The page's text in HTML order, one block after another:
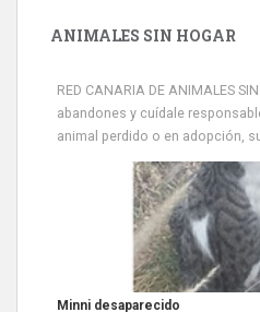
ANIMALES SIN HOGAR
RED CANARIA DE ANIMALES
abandones y cuídale
animal perdido o en adopción,
Minni desaparecido